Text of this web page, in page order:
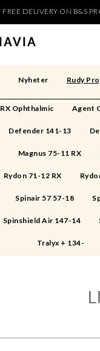
FREE DELIVERY ON B&S
Nyheter Rudy
RX Ophthalmic Agent
Defender 141-13
Magnus 75-11 RX
Rydon 71-12 RX
Spinair 57 57-18
Spinshield Air 147-14
Tralyx + 134-